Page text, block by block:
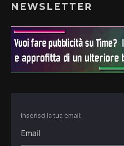
NEWSLETTER
Inserisci la tua email: